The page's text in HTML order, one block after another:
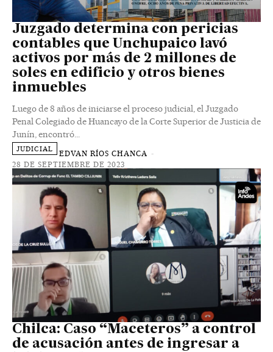
Juzgado determina con pericias
contables que Unchupaico lavó
activos por más de 2 millones de
soles en edificio y otros bienes
inmuebles
Luego de 8 años de iniciarse el proceso judicial, el Juzgado
Penal Colegiado de Huancayo de la Corte Superior de Justicia de
Junín, encontró...
JUDICIAL EDVAN RÍOS CHANCA -
28 DE SEPTIEMBRE DE 2023
Chilca: Caso “Maceteros” a control
de acusación antes de ingresar a